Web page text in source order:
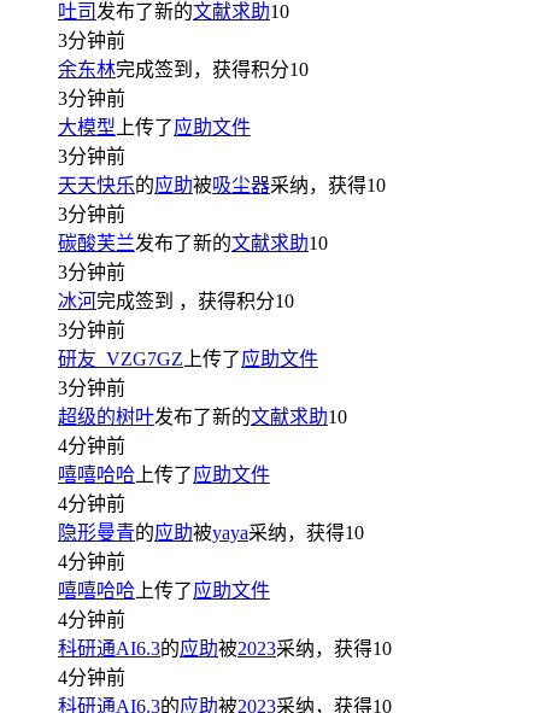
吐司 发布了新的文献求助10
3分钟前
余东林完成签到，获得积分10
3分钟前
大模型 上传了应助文件
3分钟前
天天快乐的应助被吸尘器采纳，获得10
3分钟前
碳酸芙兰发布了新的文献求助10
3分钟前
冰河完成签到 ，获得积分10
3分钟前
研友_VZG7GZ 上传了应助文件
3分钟前
超级的树叶发布了新的文献求助10
4分钟前
嘻嘻哈哈 上传了应助文件
4分钟前
隐形曼青的应助被yaya采纳，获得10
4分钟前
嘻嘻哈哈 上传了应助文件
4分钟前
科研通AI6.3的应助被2023采纳，获得10
4分钟前
科研通AI6.3的应助被2023采纳，获得10